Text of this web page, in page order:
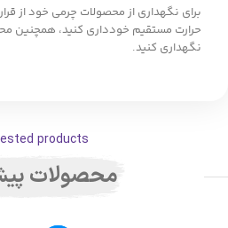
برای نگهداری از محصولات چرمی خود از
حرارت مستقیم خودداری کنید، همچنین
نگهداری کنید.
products
محصولات